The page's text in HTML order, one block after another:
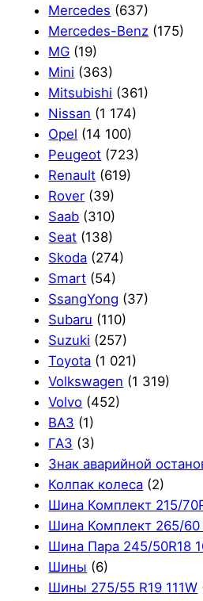
Mercedes (637)
Mercedes-Benz (175)
MG (19)
Mini (363)
Mitsubishi (361)
Nissan (1 174)
Opel (14 100)
Peugeot (723)
Renault (619)
Rover (39)
Saab (310)
Seat (138)
Skoda (274)
Smart (54)
SsangYong (37)
Subaru (110)
Suzuki (257)
Toyota (1 021)
Volkswagen (1 319)
Volvo (452)
ВАЗ (1)
ГАЗ (3)
Знак аварийной
Колпак колеса (2)
Шина Комплект 215/
Шина Комплект 265/60
Шина Пара 245/50R18
Шины (6)
Шины 275/55 R19 111W